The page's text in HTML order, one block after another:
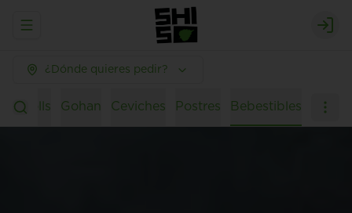
Abrir menu de navegación
¿Dónde quieres pedir?
Rolls Gohan Ceviches Postres Bebestibles